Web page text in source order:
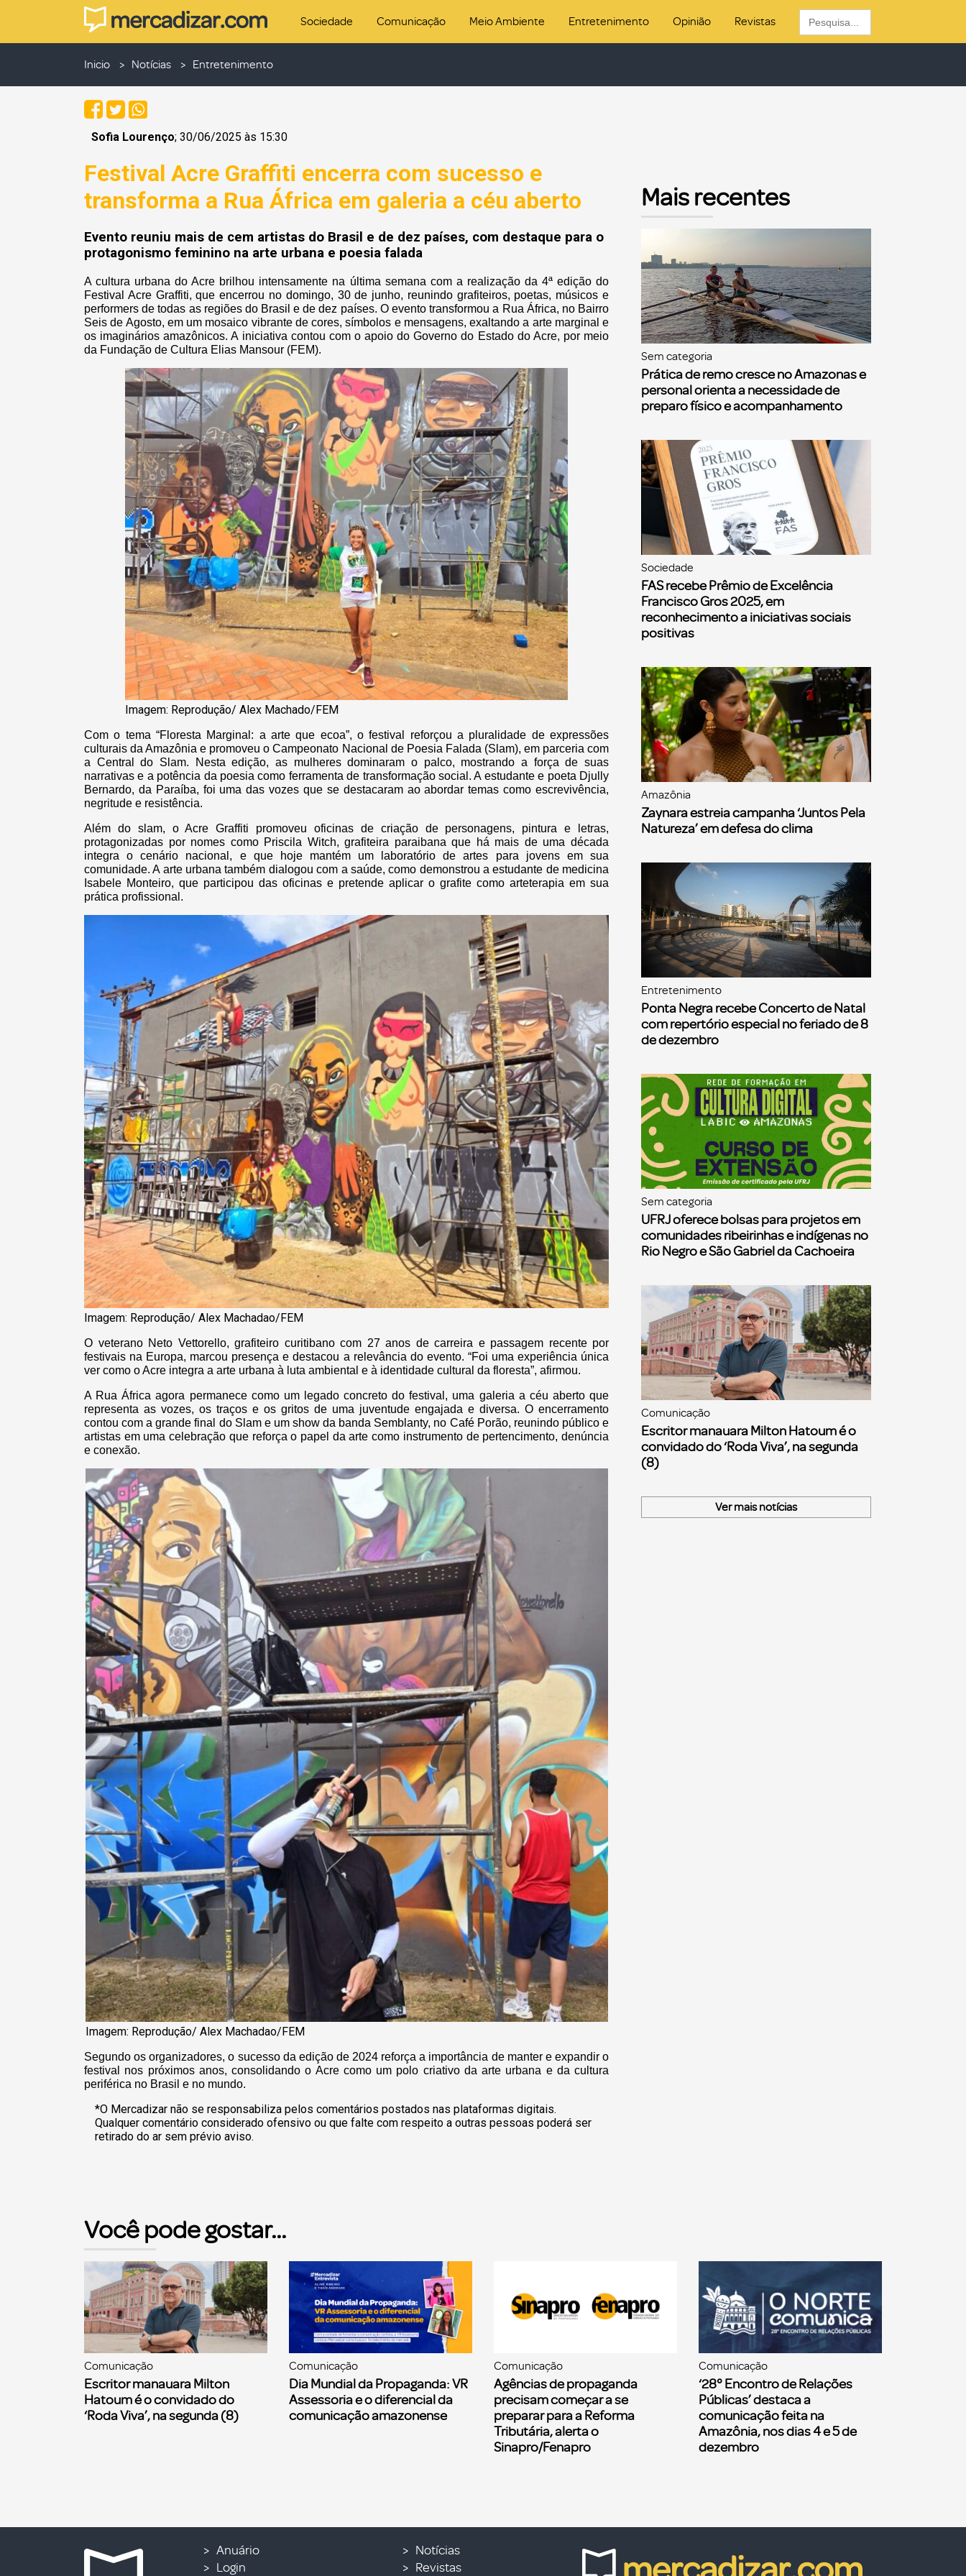
Sociedade Comunicação Meio Ambiente Entretenimento Opinião Revistas
Search
for:
Inicio Notícias Entretenimento
Sofia Lourenço; 30/06/2025 às 15:30
Festival Acre Graffiti encerra com sucesso e
transforma a Rua África em galeria a céu aberto
Evento reuniu mais de cem artistas do Brasil e de dez países, com destaque para o
protagonismo feminino na arte urbana e poesia falada
A cultura urbana do Acre brilhou intensamente na última semana com a realização da 4ª edição do
Festival Acre Graffiti, que encerrou no domingo, 30 de junho, reunindo grafiteiros, poetas, músicos e
performers de todas as regiões do Brasil e de dez países. O evento transformou a Rua África, no Bairro
Seis de Agosto, em um mosaico vibrante de cores, símbolos e mensagens, exaltando a arte marginal e
os imaginários amazônicos. A iniciativa contou com o apoio do Governo do Estado do Acre, por meio
da Fundação de Cultura Elias Mansour (FEM).
Imagem: Reprodução/ Alex Machado/FEM
Com o tema “Floresta Marginal: a arte que ecoa”, o festival reforçou a pluralidade de expressões
culturais da Amazônia e promoveu o Campeonato Nacional de Poesia Falada (Slam), em parceria com
a Central do Slam. Nesta edição, as mulheres dominaram o palco, mostrando a força de suas
narrativas e a potência da poesia como ferramenta de transformação social. A estudante e poeta Djully
Bernardo, da Paraíba, foi uma das vozes que se destacaram ao abordar temas como escrevivência,
negritude e resistência.
Além do slam, o Acre Graffiti promoveu oficinas de criação de personagens, pintura e letras,
protagonizadas por nomes como Priscila Witch, grafiteira paraibana que há mais de uma década
integra o cenário nacional, e que hoje mantém um laboratório de artes para jovens em sua
comunidade. A arte urbana também dialogou com a saúde, como demonstrou a estudante de medicina
Isabele Monteiro, que participou das oficinas e pretende aplicar o grafite como arteterapia em sua
prática profissional.
Imagem: Reprodução/ Alex Machadao/FEM
O veterano Neto Vettorello, grafiteiro curitibano com 27 anos de carreira e passagem recente por
festivais na Europa, marcou presença e destacou a relevância do evento. “Foi uma experiência única
ver como o Acre integra a arte urbana à luta ambiental e à identidade cultural da floresta”, afirmou.
A Rua África agora permanece como um legado concreto do festival, uma galeria a céu aberto que
representa as vozes, os traços e os gritos de uma juventude engajada e diversa. O encerramento
contou com a grande final do Slam e um show da banda Semblanty, no Café Porão, reunindo público e
artistas em uma celebração que reforça o papel da arte como instrumento de pertencimento, denúncia
e conexão.
Imagem: Reprodução/ Alex Machadao/FEM
Segundo os organizadores, o sucesso da edição de 2024 reforça a importância de manter e expandir o
festival nos próximos anos, consolidando o Acre como um polo criativo da arte urbana e da cultura
periférica no Brasil e no mundo.
*O Mercadizar não se responsabiliza pelos comentários postados nas plataformas digitais.
Qualquer comentário considerado ofensivo ou que falte com respeito a outras pessoas poderá ser
retirado do ar sem prévio aviso.
Mais recentes
Sem categoria
Prática de remo cresce no Amazonas e
personal orienta a necessidade de
preparo físico e acompanhamento
Sociedade
FAS recebe Prêmio de Excelência
Francisco Gros 2025, em
reconhecimento a iniciativas sociais
positivas
Amazônia
Zaynara estreia campanha ‘Juntos Pela
Natureza’ em defesa do clima
Entretenimento
Ponta Negra recebe Concerto de Natal
com repertório especial no feriado de 8
de dezembro
Sem categoria
UFRJ oferece bolsas para projetos em
comunidades ribeirinhas e indígenas no
Rio Negro e São Gabriel da Cachoeira
Comunicação
Escritor manauara Milton Hatoum é o
convidado do ‘Roda Viva’, na segunda
(8)
Ver mais notícias
Você pode gostar...
Comunicação
Escritor manauara Milton
Hatoum é o convidado do
‘Roda Viva’, na segunda (8)
Comunicação
Dia Mundial da Propaganda: VR
Assessoria e o diferencial da
comunicação amazonense
Comunicação
Agências de propaganda
precisam começar a se
preparar para a Reforma
Tributária, alerta o
Sinapro/Fenapro
Comunicação
‘28° Encontro de Relações
Públicas’ destaca a
comunicação feita na
Amazônia, nos dias 4 e 5 de
dezembro
Anuário
Login
Notícias
Revistas